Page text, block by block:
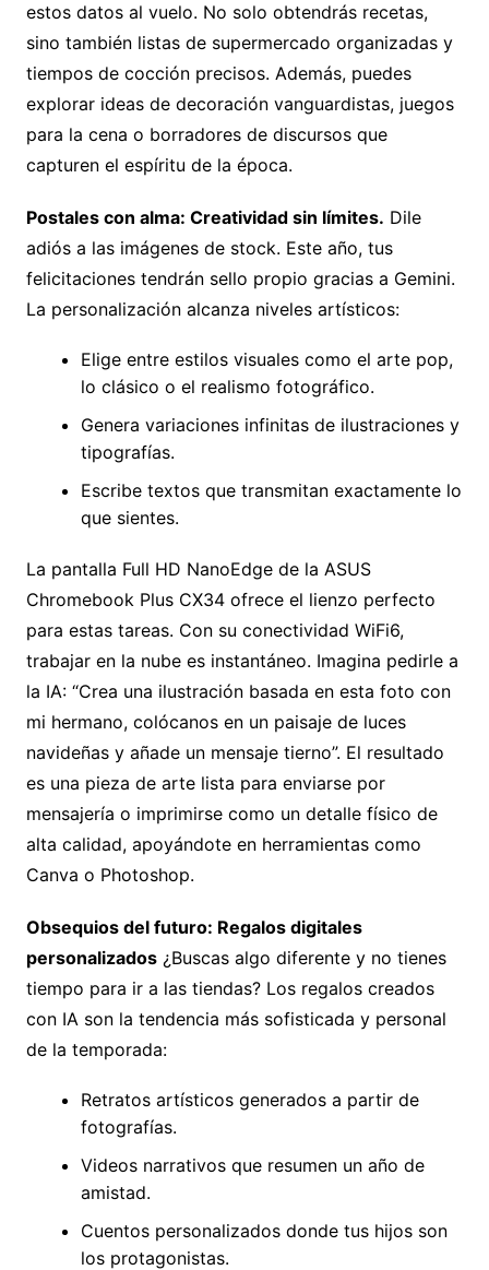
estos datos al vuelo. No solo obtendrás recetas,
sino también listas de supermercado organizadas y
tiempos de cocción precisos. Además, puedes
explorar ideas de decoración vanguardistas, juegos
para la cena o borradores de discursos que
capturen el espíritu de la época.
Postales con alma: Creatividad sin límites. Dile
adiós a las imágenes de stock. Este año, tus
felicitaciones tendrán sello propio gracias a Gemini.
La personalización alcanza niveles artísticos:
Elige entre estilos visuales como el arte pop,
lo clásico o el realismo fotográfico.
Genera variaciones infinitas de ilustraciones y
tipografías.
Escribe textos que transmitan exactamente lo
que sientes.
La pantalla Full HD NanoEdge de la ASUS
Chromebook Plus CX34 ofrece el lienzo perfecto
para estas tareas. Con su conectividad WiFi6,
trabajar en la nube es instantáneo. Imagina pedirle a
la IA: “Crea una ilustración basada en esta foto con
mi hermano, colócanos en un paisaje de luces
navideñas y añade un mensaje tierno”. El resultado
es una pieza de arte lista para enviarse por
mensajería o imprimirse como un detalle físico de
alta calidad, apoyándote en herramientas como
Canva o Photoshop.
Obsequios del futuro: Regalos digitales
personalizados¿Buscas algo diferente y no tienes
tiempo para ir a las tiendas? Los regalos creados
con IA son la tendencia más sofisticada y personal
de la temporada:
Retratos artísticos generados a partir de
fotografías.
Videos narrativos que resumen un año de
amistad.
Cuentos personalizados donde tus hijos son
los protagonistas.